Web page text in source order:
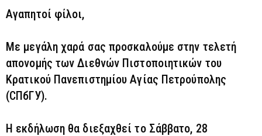
Αγαπητοί φίλοι,
Με μεγάλη χαρά σας προσκαλούμε στην τελετή
απονομής των Διεθνών Πιστοποιητικών του
Κρατικού Πανεπιστημίου Αγίας Πετρούπολης
(СПбГУ).
Η εκδήλωση θα διεξαχθεί το Σάββατο, 28